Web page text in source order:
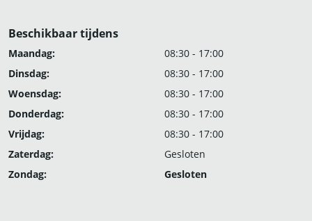
Beschikbaar tijdens
Maandag:
08:30 - 17:00
Dinsdag:
08:30 - 17:00
Woensdag:
08:30 - 17:00
Donderdag:
08:30 - 17:00
Vrijdag:
08:30 - 17:00
Zaterdag:
Gesloten
Zondag:
Gesloten